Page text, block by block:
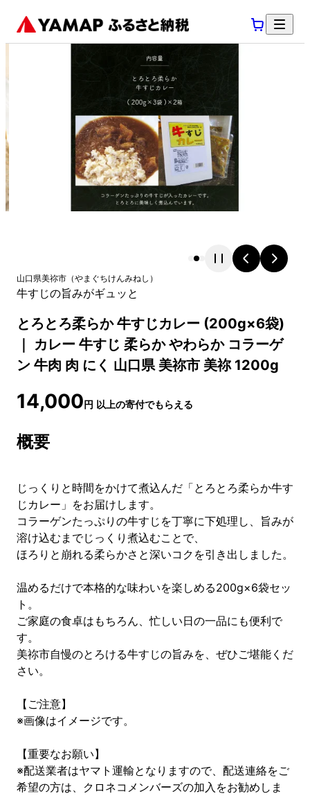
山口県美祢市 （やまぐちけんみねし ）
牛すじの旨みがギュッと
とろとろ柔らか 牛すじカレー (200g×6袋)
｜ カレー 牛すじ 柔らか やわらか コラーゲ
ン 牛肉 肉 にく 山口県 美祢市 美祢 1200g
14,000円 以上の寄付でもらえる
概要
じっくりと時間をかけて煮込んだ「とろとろ柔らか牛す
じカレー」をお届けします。
コラーゲンたっぷりの牛すじを丁寧に下処理し、旨みが
溶け込むまでじっくり煮込むことで、
ほろりと崩れる柔らかさと深いコクを引き出しました。
温めるだけで本格的な味わいを楽しめる200g×6袋セッ
ト。
ご家庭の食卓はもちろん、忙しい日の一品にも便利で
す。
美祢市自慢のとろける牛すじの旨みを、ぜひご堪能くだ
さい。
【ご注意】
※画像はイメージです。
【重要なお願い】
※配送業者はヤマト運輸となりますので、配送連絡をご
希望の方は、クロネコメンバーズの加入をお勧めしま